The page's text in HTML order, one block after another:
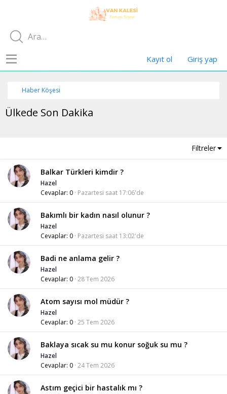
Kayıt ol Giriş yap
Haber Köşesi
Ülkede Son Dakika
Filtreler
Balkar Türkleri kimdir ?
Hazel
Cevaplar 0 Pazartesi saat 17:06'de
Bakımlı bir kadın nasıl olunur ?
Hazel
Cevaplar 0 Pazartesi saat 13:02'de
Badi ne anlama gelir ?
Hazel
Cevaplar 0 28 Tem 2026
Atom sayısı mol müdür ?
Hazel
Cevaplar 0 25 Tem 2026
Baklaya sıcak su mu konur soğuk su mu ?
Hazel
Cevaplar 0 24 Tem 2026
Astım geçici bir hastalık mı ?